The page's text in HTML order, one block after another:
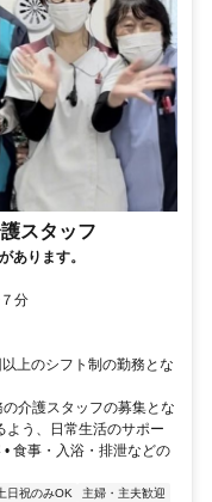
スタッフ
あります。
分
上のシフト制の勤務とな
介護スタッフの募集とな
よう、日常生活のサポー
食事・入浴・排泄などの
日祝のみOK
主婦・主夫歓迎